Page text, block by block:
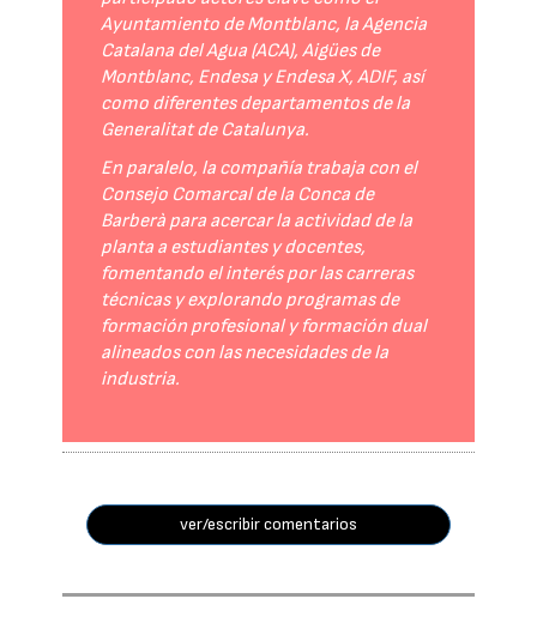
Ayuntamiento de Montblanc, la Agencia
Catalana del Agua (ACA), Aigües de
Montblanc, Endesa y Endesa X, ADIF, así
como diferentes departamentos de la
Generalitat de Catalunya.
En paralelo, la compañía trabaja con el
Consejo Comarcal de la Conca de
Barberà para acercar la actividad de la
planta a estudiantes y docentes,
fomentando el interés por las carreras
técnicas y explorando programas de
formación profesional y formación dual
alineados con las necesidades de la
industria.
ver/escribir comentarios